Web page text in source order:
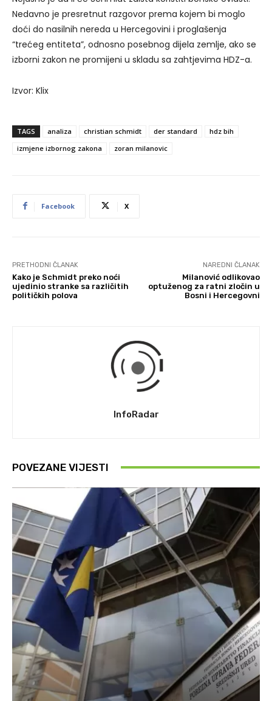
Nedavno je presretnut razgovor prema kojem bi moglo
doći do nasilnih nereda u Hercegovini i proglašenja
“trećeg entiteta”, odnosno posebnog dijela zemlje, ako se
izborni zakon ne promijeni u skladu sa zahtjevima HDZ-a.
Izvor: Klix
TAGS analiza christian schmidt der standard
hdz bih
izmjene izbornog zakona
zoran milanovic
Facebook X
PRETHODNI ČLANAK
Kako je Schmidt preko noći
ujedinio stranke sa različitih
političkih polova
NAREDNI ČLANAK
Milanović odlikovao
optuženog za ratni zločin u
Bosni i Hercegovni
InfoRadar
POVEZANE VIJESTI